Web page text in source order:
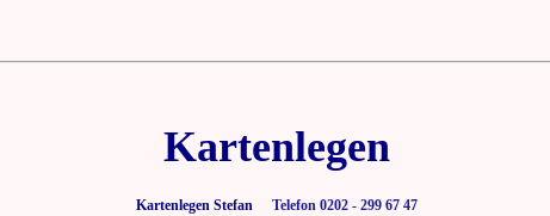
Kartenlegen
Kartenlegen Stefan Telefon 0202 - 299 67 47